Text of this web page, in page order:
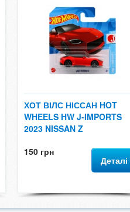
ХОТ ВІЛС НІССАН HOT
WHEELS HW J-IMPORTS
2023 NISSAN Z
150 грн
Деталі